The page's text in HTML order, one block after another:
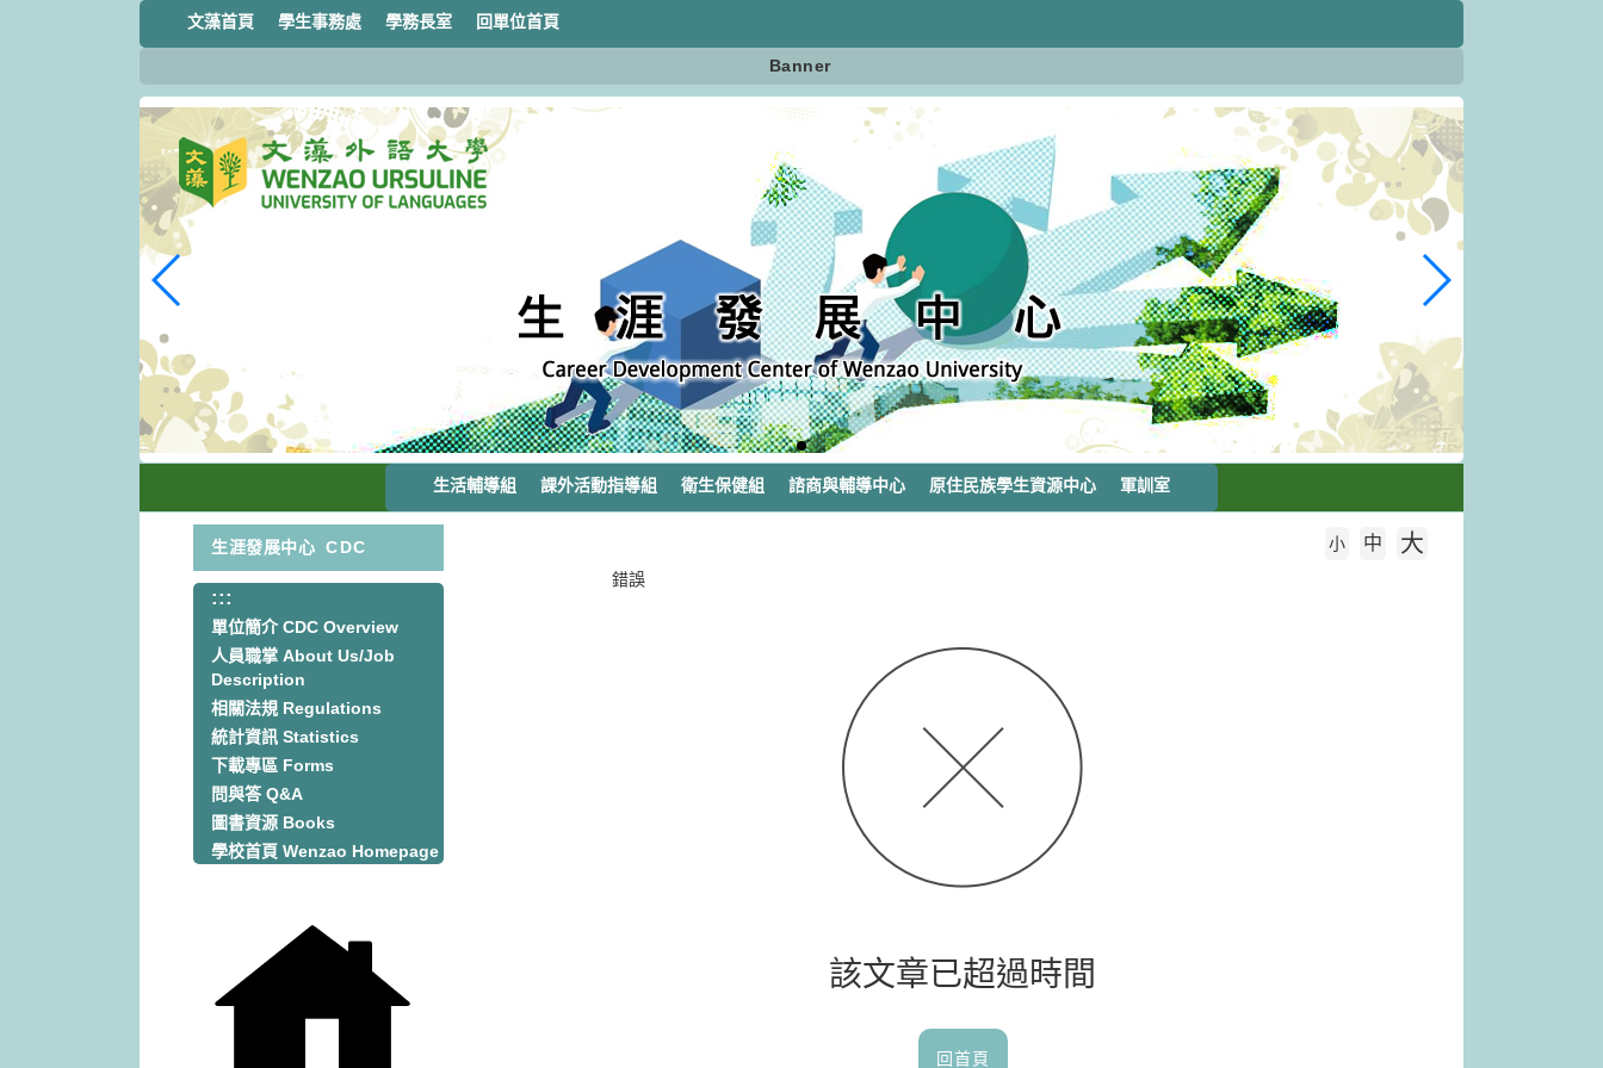
文藻首頁 學生事務處 學務長室 回單位首頁
Banner
生活輔導組 課外活動指導組 衛生保健組 諮商與輔導中心 原住民族學生資源中心 軍訓室
生涯發展中心 CDC
:::
單位簡介 CDC Overview
人員職掌 About Us/Job
Description
相關法規 Regulations
統計資訊 Statistics
下載專區 Forms
問與答 Q&A
圖書資源 Books
學校首頁 Wenzao Homepage
錯誤
小 中 大
該文章已超過時間
回首頁